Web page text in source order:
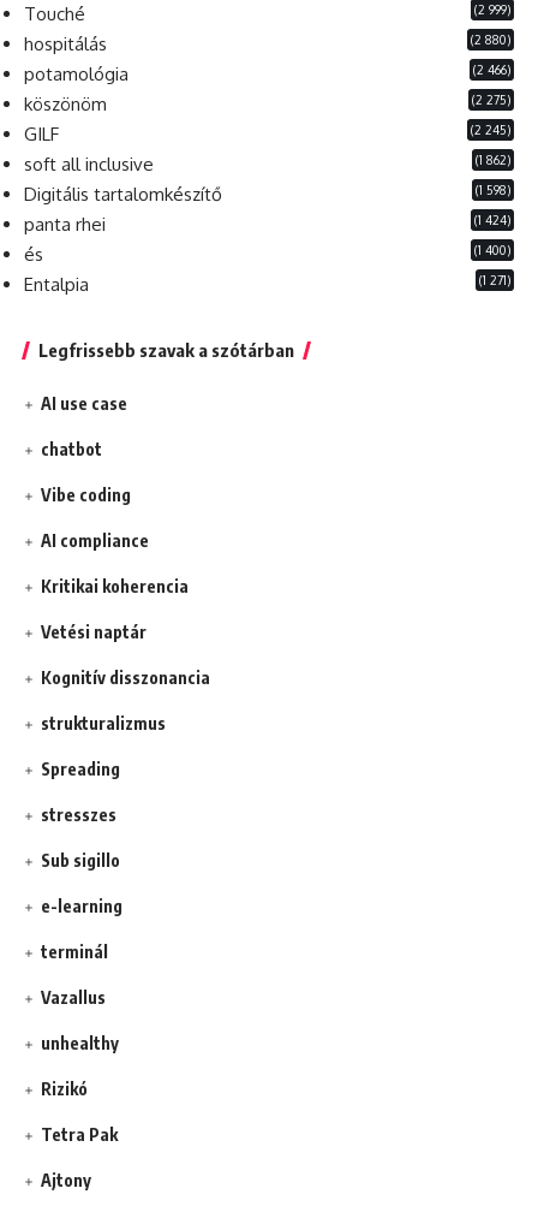
Touché (2 999)
hospitálás (2 880)
potamológia (2 466)
köszönöm (2 275)
GILF (2 245)
soft all inclusive (1 862)
Digitális tartalomkészítő (1 598)
panta rhei (1 424)
és (1 400)
Entalpia (1 271)
Legfrissebb szavak a szótárban
AI use case
chatbot
Vibe coding
AI compliance
Kritikai koherencia
Vetési naptár
Kognitív disszonancia
strukturalizmus
Spreading
stresszes
Sub sigillo
e-learning
terminál
Vazallus
unhealthy
Rizikó
Tetra Pak
Ajtony